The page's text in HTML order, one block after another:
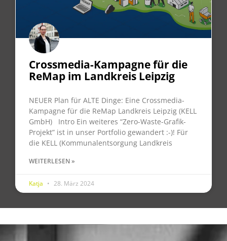
Crossmedia-Kampagne für die
ReMap im Landkreis Leipzig
NEUER Plan für ALTE Dinge: Eine Crossmedia-
Kampagne für die ReMap Landkreis Leipzig (KELL
GmbH) Intro Ein weiteres “Zero-Waste-Grafik-
Projekt” ist in unser Portfolio gewandert :-)! Für
die KELL (Kommunalentsorgung Landkreis
WEITERLESEN »
Katja 28. März 2024